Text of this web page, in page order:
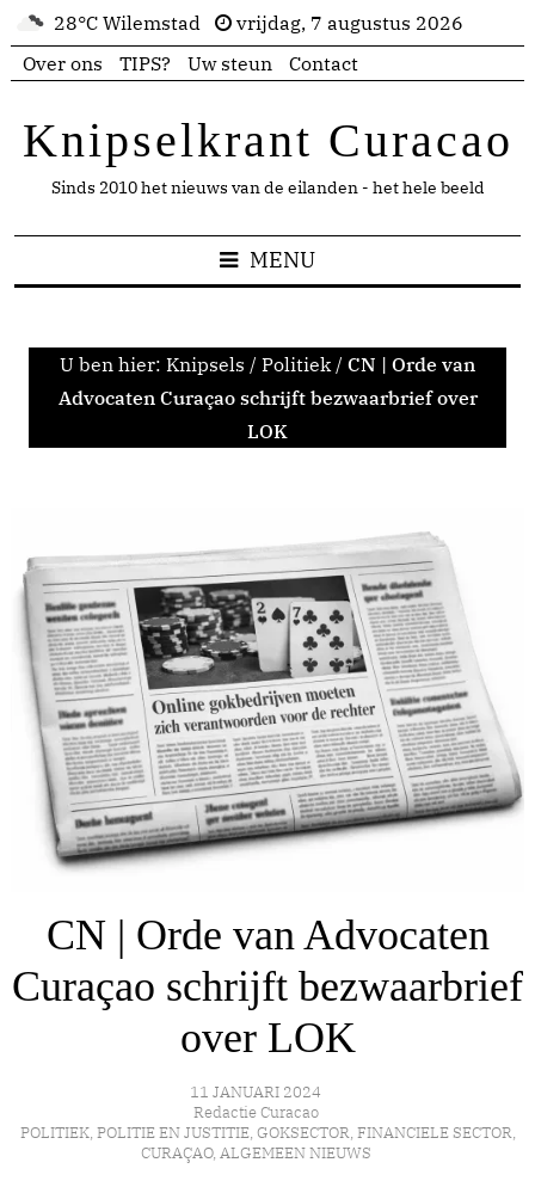
28°C Wilemstad
vrijdag, 7 augustus 2026
Over ons
TIPS? Uw steun Contact
Knipselkrant Curacao
Sinds 2010 het nieuws van de eilanden - het hele beeld
MENU
U ben hier: Knipsels / Politiek / CN | Orde van
Advocaten Curaçao schrijft bezwaarbrief over
LOK
CN | Orde van Advocaten
Curaçao schrijft bezwaarbrief
over LOK
11 JANUARI 2024
Redactie Curacao
POLITIEK, POLITIE EN JUSTITIE, GOKSECTOR, FINANCIELE SECTOR,
CURAÇAO, ALGEMEEN NIEUWS